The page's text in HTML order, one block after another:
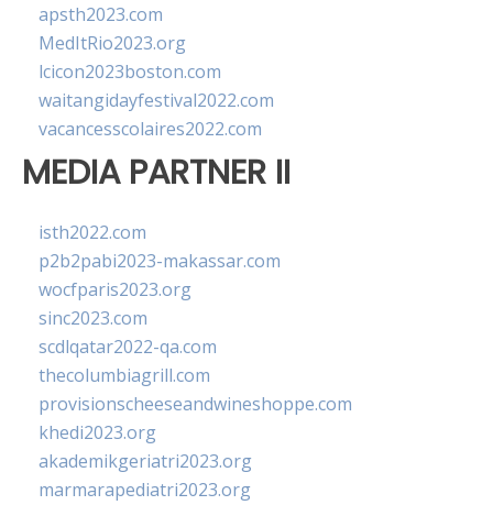
apsth2023.com
MedItRio2023.org
lcicon2023boston.com
waitangidayfestival2022.com
vacancesscolaires2022.com
MEDIA PARTNER II
isth2022.com
p2b2pabi2023-makassar.com
wocfparis2023.org
sinc2023.com
scdlqatar2022-qa.com
thecolumbiagrill.com
provisionscheeseandwineshoppe.com
khedi2023.org
akademikgeriatri2023.org
marmarapediatri2023.org